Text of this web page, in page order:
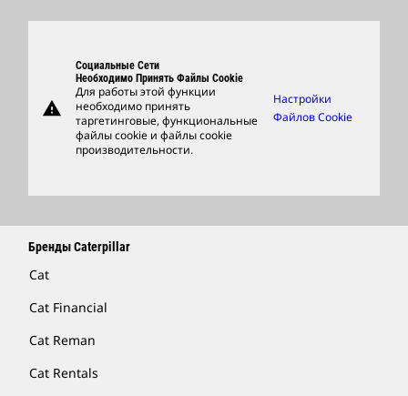
Support
Фирменные Товары
Найти Дилера
warning
Социальные Сети
Необходимо Принять Файлы Cookie
Для работы этой функции
необходимо принять
таргетинговые, функциональные
файлы cookie и файлы cookie
производительности.
Настройки
Файлов Cookie
Бренды Caterpillar
Cat
Cat Financial
Cat Reman
Cat Rentals